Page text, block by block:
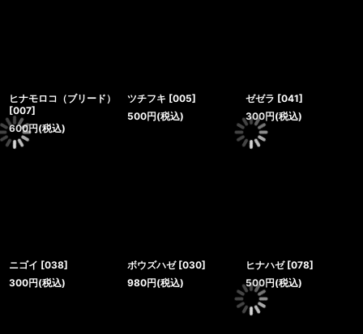
ヒナモロコ（ブリード）
[007]
600円(税込)
ツチフキ [005]
500円(税込)
ゼゼラ [041]
300円(税込)
ニゴイ [038]
300円(税込)
ボウズハゼ [030]
980円(税込)
ヒナハゼ [078]
500円(税込)